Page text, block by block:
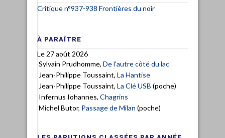
Critique n°937-938 Frontières du noir
À PARAÎTRE
Le 27 août 2026
Sylvain Prudhomme, De l’autre côté du lac
Jean-Philippe Toussaint, La Hantise
Jean-Philippe Toussaint, La Clé USB (poche)
Infernus Iohannes, Chagrins
Michel Butor, Passage de Milan (poche)